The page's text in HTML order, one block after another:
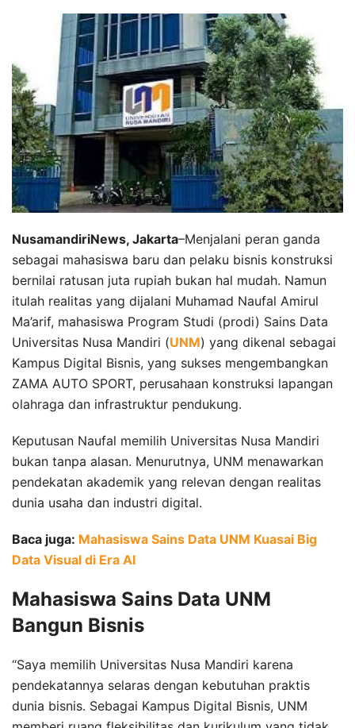
NusamandiriNews, Jakarta–Menjalani peran ganda
sebagai mahasiswa baru dan pelaku bisnis konstruksi
bernilai ratusan juta rupiah bukan hal mudah. Namun
itulah realitas yang dijalani Muhamad Naufal Amirul
Ma’arif, mahasiswa Program Studi (prodi) Sains Data
Universitas Nusa Mandiri (UNM) yang dikenal sebagai
Kampus Digital Bisnis, yang sukses mengembangkan
ZAMA AUTO SPORT, perusahaan konstruksi lapangan
olahraga dan infrastruktur pendukung.
Keputusan Naufal memilih Universitas Nusa Mandiri
bukan tanpa alasan. Menurutnya, UNM menawarkan
pendekatan akademik yang relevan dengan realitas
dunia usaha dan industri digital.
Baca juga: Mahasiswa Sains Data UNM Kuasai Big
Data Visual di Era AI
Mahasiswa Sains Data UNM
Bangun Bisnis
“Saya memilih Universitas Nusa Mandiri karena
pendekatannya selaras dengan kebutuhan praktis
dunia bisnis. Sebagai Kampus Digital Bisnis, UNM